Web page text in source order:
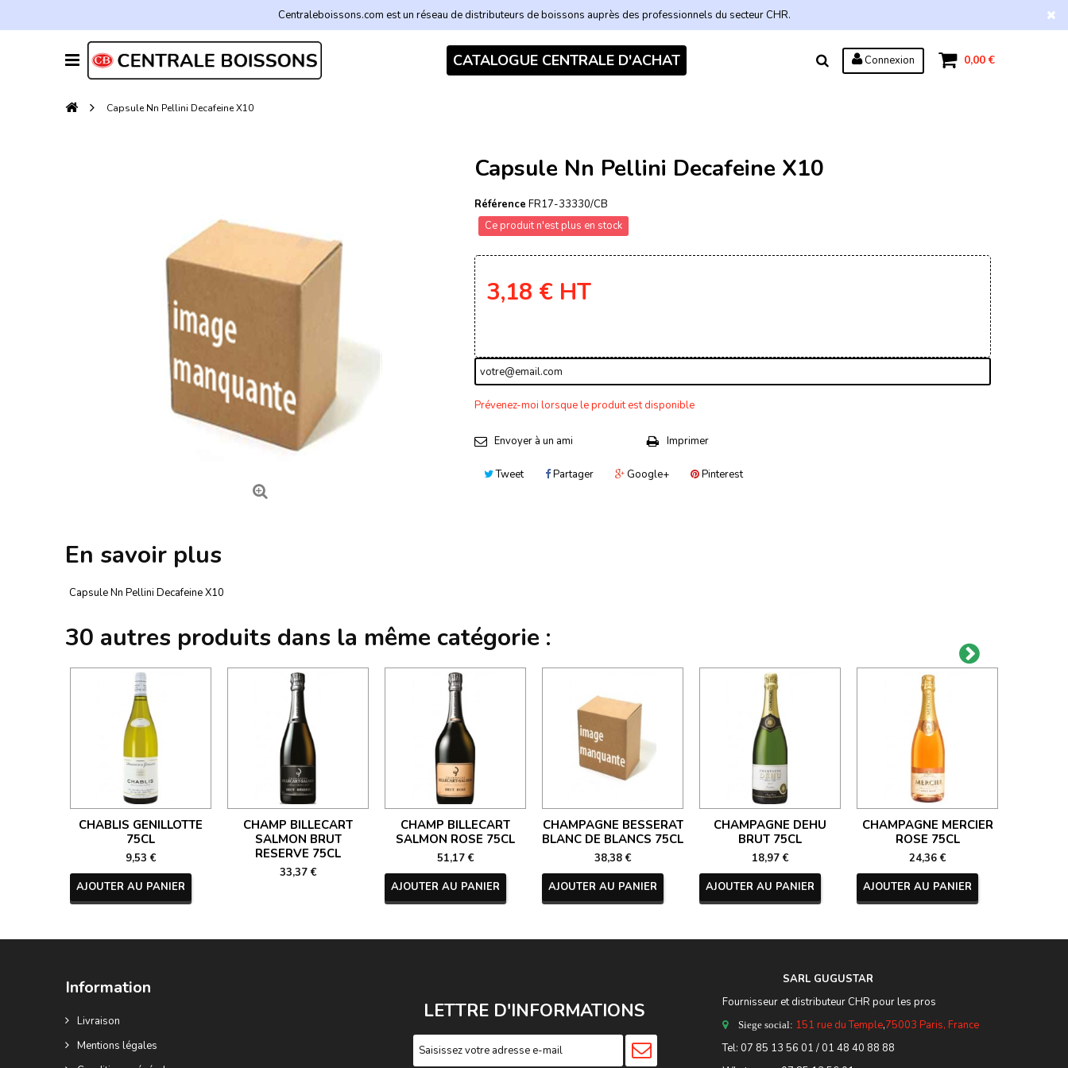
Centraleboissons.com est un réseau de distributeurs de boissons auprès des professionnels du secteur CHR.
0,00 €
Connexion
CATALOGUE CENTRALE D'ACHAT
Capsule Nn Pellini Decafeine X10
Capsule Nn Pellini Decafeine X10
Référence FR17-33330/CB
Ce produit n'est plus en stock
3,18 € HT
Prévenez-moi lorsque le produit est disponible
Envoyer à un ami Imprimer
Tweet Partager Google+ Pinterest
En savoir plus
Capsule Nn Pellini Decafeine X10
30 autres produits dans la même catégorie :
CHABLIS GENILLOTTE
75CL
9,53 €
AJOUTER AU PANIER
CHAMP BILLECART
SALMON BRUT
RESERVE 75CL
33,37 €
CHAMP BILLECART
SALMON ROSE 75CL
51,17 €
AJOUTER AU PANIER
CHAMPAGNE BESSERAT
BLANC DE BLANCS 75CL
38,38 €
AJOUTER AU PANIER
CHAMPAGNE DEHU
BRUT 75CL
18,97 €
AJOUTER AU PANIER
CHAMPAGNE MERCIER
ROSE 75CL
24,36 €
AJOUTER AU PANIER
Information
Livraison
Mentions légales
LETTRE D'INFORMATIONS
SARL GUGUSTAR
Fournisseur et distributeur CHR pour les pros
Siege social: 151 rue du Temple,75003 Paris, France
Tel: 07 85 13 56 01 / 01 48 40 88 88